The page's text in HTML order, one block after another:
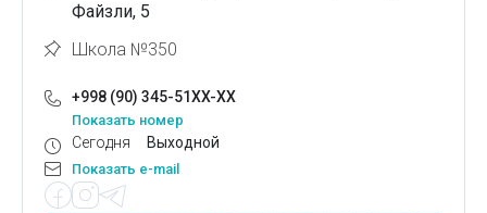
Файзли, 5
Школа №350
+998 (90) 345-51XX-XX
Показать номер
Сегодня Выходной
Показать e-mail